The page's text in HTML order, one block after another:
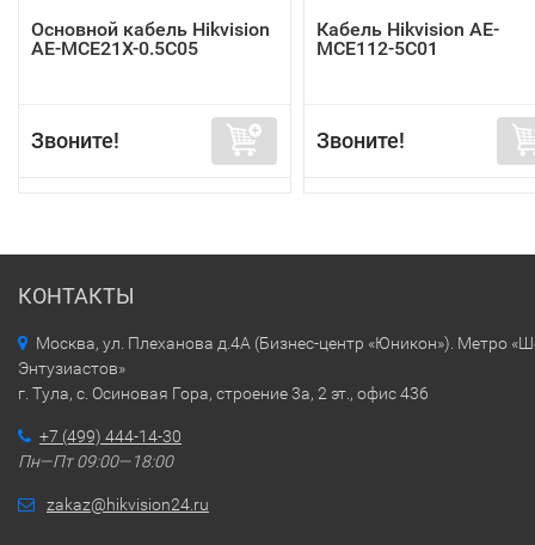
Основной кабель Hikvision
AE-MCE21X-0.5C05
Звоните!
Кабель Hikvision AE-
MCE112-5C01
Звоните!
КОНТАКТЫ
Москва, ул. Плеханова д.4А (Бизнес-центр «Юникон»). Метро
Энтузиастов»
г. Тула, с. Осиновая Гора, строение 3а, 2 эт., офис 436
+7 (499) 444-14-30
Пн—Пт 09:00—18:00
zakaz@hikvision24.ru